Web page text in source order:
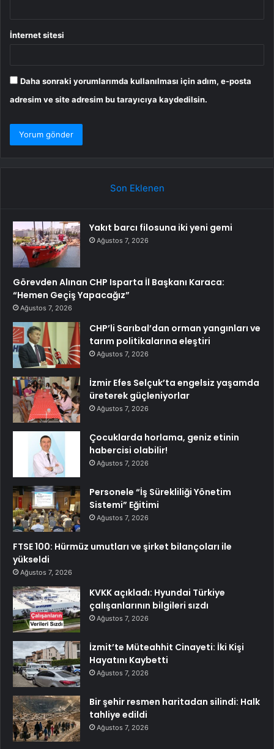
İnternet sitesi
Daha sonraki yorumlarımda kullanılması için adım, e-posta
adresim ve site adresim bu tarayıcıya kaydedilsin.
Son Eklenen
Yakıt barcı filosuna iki yeni gemi
Ağustos 7, 2026
Görevden Alınan CHP Isparta İl Başkanı Karaca:
“Hemen Geçiş Yapacağız”
Ağustos 7, 2026
CHP’li Sarıbal’dan orman yangınları ve
tarım politikalarına eleştiri
Ağustos 7, 2026
İzmir Efes Selçuk’ta engelsiz yaşamda
üreterek güçleniyorlar
Ağustos 7, 2026
Çocuklarda horlama, geniz etinin
habercisi olabilir!
Ağustos 7, 2026
Personele “İş Sürekliliği Yönetim
Sistemi” Eğitimi
Ağustos 7, 2026
FTSE 100: Hürmüz umutları ve şirket bilançoları ile
yükseldi
Ağustos 7, 2026
KVKK açıkladı: Hyundai Türkiye
çalışanlarının bilgileri sızdı
Ağustos 7, 2026
İzmit’te Müteahhit Cinayeti: İki Kişi
Hayatını Kaybetti
Ağustos 7, 2026
Bir şehir resmen haritadan silindi: Halk
tahliye edildi
Ağustos 7, 2026